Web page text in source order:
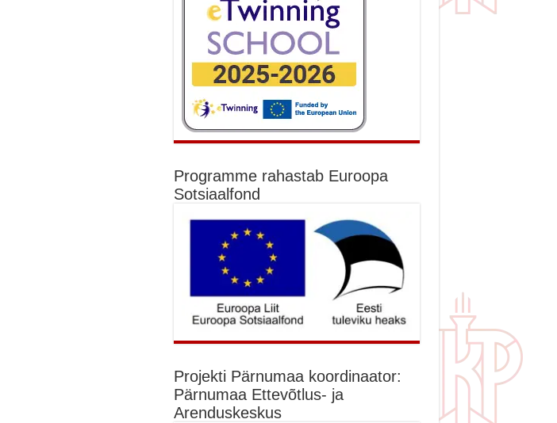
Programme rahastab Euroopa
Sotsiaalfond
Projekti Pärnumaa koordinaator:
Pärnumaa Ettevõtlus- ja
Arenduskeskus